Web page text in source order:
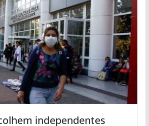
independentes